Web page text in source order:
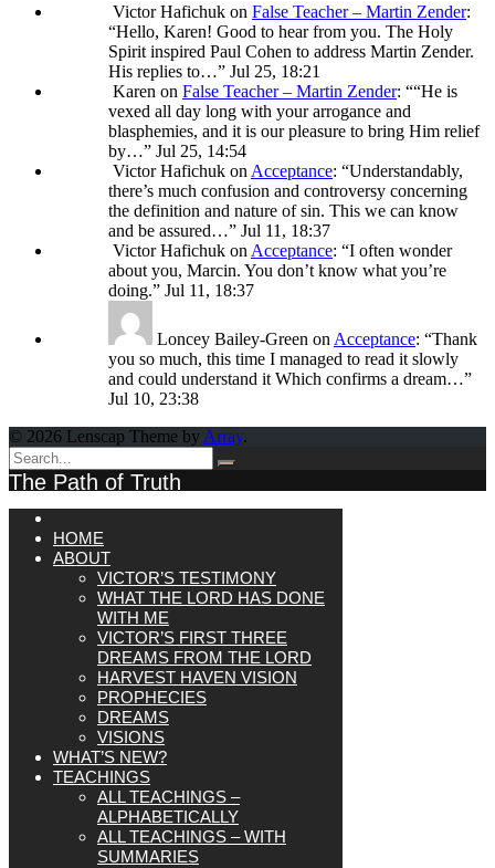
Victor Hafichuk on False Teacher – Martin Zender:
“Hello, Karen! Good to hear from you. The Holy
Spirit inspired Paul Cohen to address Martin Zender.
His replies to…” Jul 25, 18:21
Karen on False Teacher – Martin Zender: ““He is
vexed all day long with your arrogance and
blasphemies, and it is our pleasure to bring Him relief
by…” Jul 25, 14:54
Victor Hafichuk on Acceptance: “Understandably,
there’s much confusion and controversy concerning
the definition and nature of sin. This we can know
and be assured…” Jul 11, 18:37
Victor Hafichuk on Acceptance: “I often wonder
about you, Marcin. You don’t know what you’re
doing.” Jul 11, 18:37
Loncey Bailey-Green on Acceptance: “Thank
you so much, this time I managed to read it slowly
and could understand it Which confirms a dream…”
Jul 10, 23:38
© 2026 Lenscap Theme by Array.
The Path of Truth
HOME
ABOUT
VICTOR’S TESTIMONY
WHAT THE LORD HAS DONE
WITH ME
VICTOR’S FIRST THREE
DREAMS FROM THE LORD
HARVEST HAVEN VISION
PROPHECIES
DREAMS
VISIONS
WHAT’S NEW?
TEACHINGS
ALL TEACHINGS –
ALPHABETICALLY
ALL TEACHINGS – WITH
SUMMARIES